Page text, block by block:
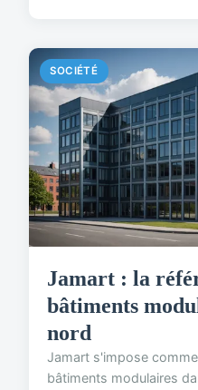
SOCIÉTÉ
Jamart : la
bâtiments
nord
Jamart s'impose
bâtiments modulaires